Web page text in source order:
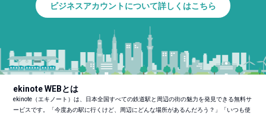
ビジネスアカウントについて詳しくはこちら
ekinote WEBとは
ekinote（エキノート）は、日本全国すべての鉄道駅と周辺の街の魅力を発見できる無料サ
ービスです。「今度あの駅に行くけど、周辺にどんな場所があるんだろう？」「いつも使